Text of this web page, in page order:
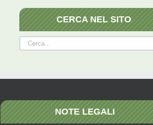
CERCA NEL SITO
Cerca
per:
NOTE LEGALI